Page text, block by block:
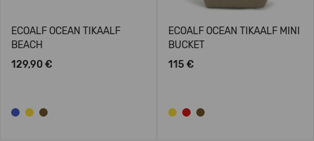
ECOALF OCEAN TIKAALF
BEACH
129,90 €
ECOALF OCEAN TIKAALF MINI
BUCKET
115 €